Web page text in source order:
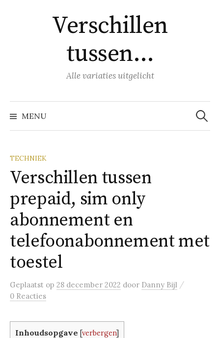
Verschillen
tussen…
Alle variaties uitgelicht
MENU
Zoeken
naar:
TECHNIEK
Verschillen tussen
prepaid, sim only
abonnement en
telefoonabonnement met
toestel
Geplaatst op 28 december 2022 door Danny Bijl /
0 Reacties
Inhoudsopgave [verbergen]